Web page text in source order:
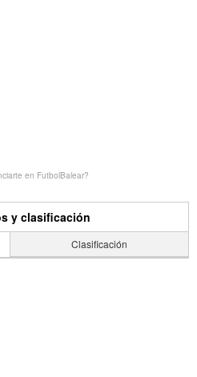
en FutbolBalear?
y clasificación
Clasificación